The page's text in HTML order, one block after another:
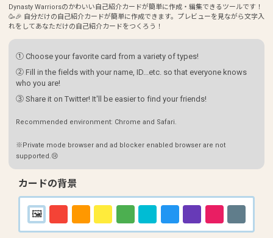
Dynasty Warriorsのかわいい自己紹介カードが簡単に作成・編集できるツールです！
🥳🎉 自分だけの自己紹介カードが簡単に作成できます。プレビューを見ながら文字入
れをしてあなただけの自己紹介カードをつくろう！
① Choose your favorite card from a variety of types!
② Fill in the fields with your name, ID...etc. so that everyone knows
who you are!
③ Share it on Twitter! It'll be easier to find your friends!
Recommended environment: Chrome and Safari.
※Private mode browser and ad blocker enabled browser are not
supported.😢
カードの背景